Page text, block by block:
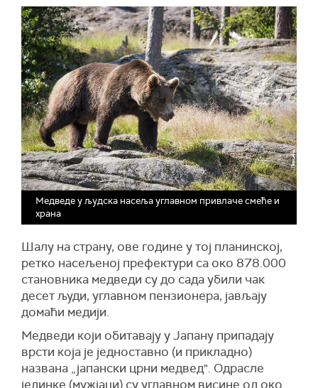
Медведе у људска насеља углавном привлаче смеће и
храна
Шалу на страну, ове године у тој планинској,
ретко насељеној префектури са око 878.000
становника медведи су до сада убили чак
десет људи, углавном пензионера, јављају
домаћи медији.
Медведи који обитавају у Јапану припадају
врсти која је једноставно (и прикладно)
названа „јапански црни медвед". Одрасле
јединке (мужјаци) су углавном висине од око